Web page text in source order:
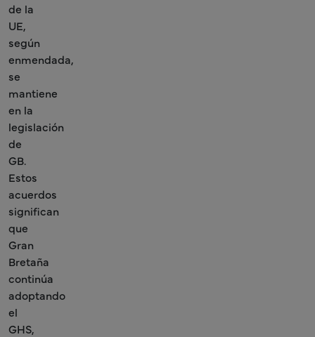
de la
UE,
según
enmendada,
se
mantiene
en la
legislación
de
GB.
Estos
acuerdos
significan
que
Gran
Bretaña
continúa
adoptando
el
GHS,